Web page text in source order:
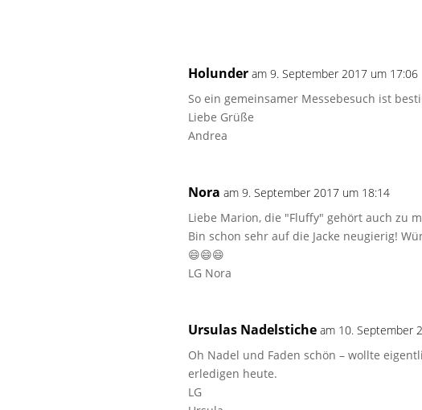
Holunder am 9. September 2017 um 17:06
So ein gemeinsamer Messebesuch ist
Liebe Grüße
Andrea
Nora am 9. September 2017 um 18:14
Liebe Marion, die "Fluffy" gehört auch zu
Bin schon sehr auf die Jacke neugierig!
😄😄😄
LG Nora
Ursulas Nadelstiche am 10. September
Oh Nadel und Faden schön – wollte
erledigen heute.
LG